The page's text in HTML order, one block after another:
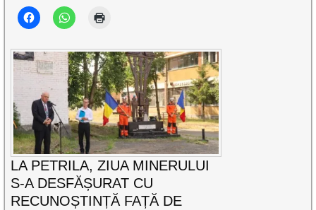
LA PETRILA, ZIUA MINERULUI
S-A DESFĂȘURAT CU
RECUNOȘTINȚĂ FAȚĂ DE